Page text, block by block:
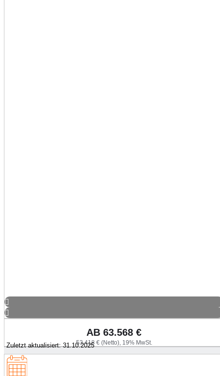
AB 63.568 €
53.418 € (Netto), 19% MwSt.
Zuletzt aktualisiert: 31.10.2025